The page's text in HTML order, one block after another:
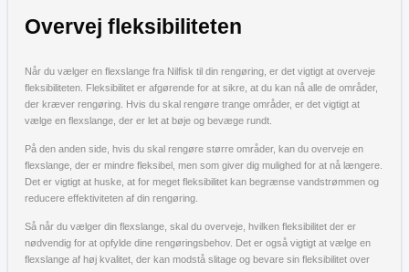
Overvej fleksibiliteten
Når du vælger en flexslange fra Nilfisk til din rengøring, er det vigtigt at overveje
fleksibiliteten. Fleksibilitet er afgørende for at sikre, at du kan nå alle de områder,
der kræver rengøring. Hvis du skal rengøre trange områder, er det vigtigt at
vælge en flexslange, der er let at bøje og bevæge rundt.
På den anden side, hvis du skal rengøre større områder, kan du overveje en
flexslange, der er mindre fleksibel, men som giver dig mulighed for at nå længere.
Det er vigtigt at huske, at for meget fleksibilitet kan begrænse vandstrømmen og
reducere effektiviteten af din rengøring.
Så når du vælger din flexslange, skal du overveje, hvilken fleksibilitet der er
nødvendig for at opfylde dine rengøringsbehov. Det er også vigtigt at vælge en
flexslange af høj kvalitet, der kan modstå slitage og bevare sin fleksibilitet over